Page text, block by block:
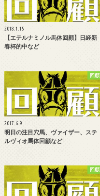
2018.1.15
【エテルナミノル馬体回顧】日経新
春杯的中など
回顧
2017.6.9
明日の注目穴馬、ヴァイザー、ステ
ルヴィオ馬体回顧など
回顧